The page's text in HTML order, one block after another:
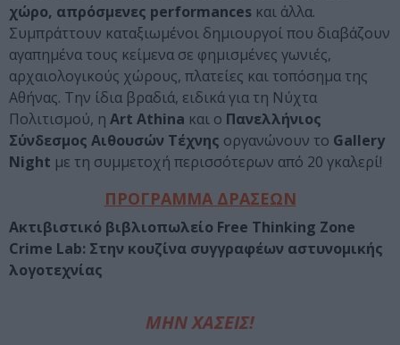
χώρο, απρόσμενες performances και άλλα.
Συμπράττουν καταξιωμένοι δημιουργοί που διαβάζουν
αγαπημένα τους κείμενα σε φημισμένες γωνιές,
αρχαιολογικούς χώρους, πλατείες και τοπόσημα της
Αθήνας. Την ίδια βραδιά, ειδικά για τη Νύχτα
Πολιτισμού, η Art Athina και ο Πανελλήνιος
Σύνδεσμος Αιθουσών Τέχνης οργανώνουν το Gallery
Night με τη συμμετοχή περισσότερων από 20 γκαλερί!
ΠΡΟΓΡΑΜΜΑ ΔΡΑΣΕΩΝ
Aκτιβιστικό βιβλιοπωλείο Free Thinking Zone
Crime Lab: Στην κουζίνα συγγραφέων αστυνομικής
λογοτεχνίας
ΜΗΝ ΧΑΣΕΙΣ!